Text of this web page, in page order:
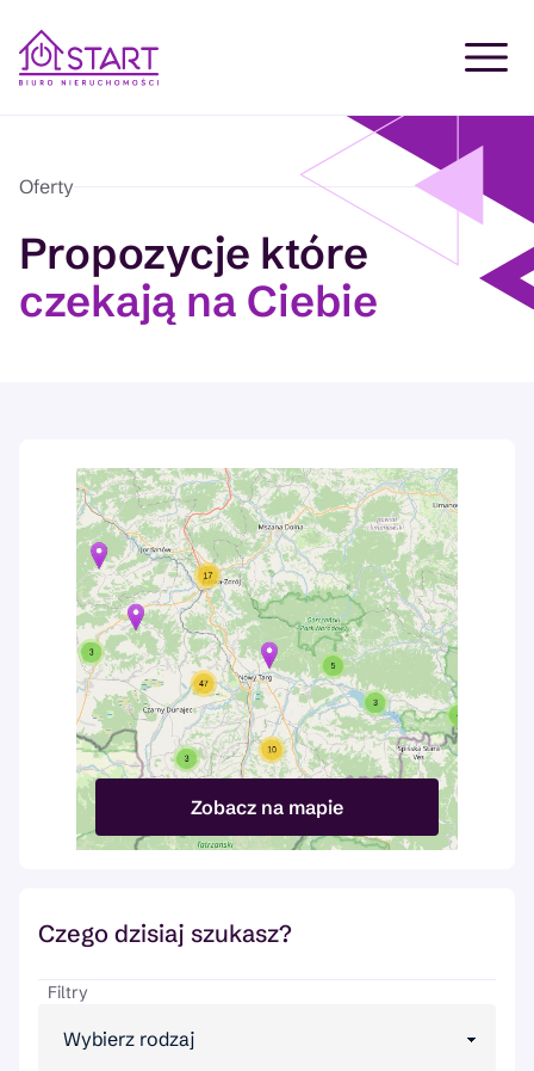
Oferty
Propozycje które
czekają na Ciebie
Zobacz na mapie
Czego dzisiaj szukasz?
Filtry
Wybierz rodzaj